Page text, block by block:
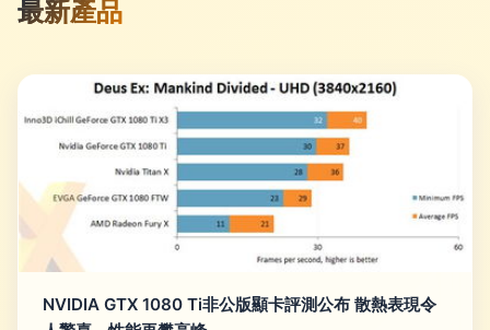
最新產品
NVIDIA GTX 1080 Ti非公版顯卡評測公布 散熱表現令